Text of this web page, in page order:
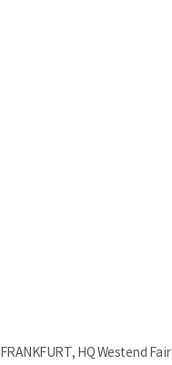
FRANKFURT, HQ Westend Fair